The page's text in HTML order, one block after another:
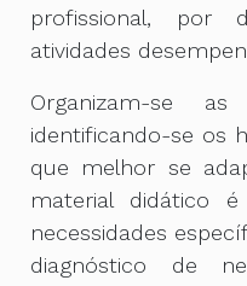
profissional, por
atividades
Organizam-se
identificando-se os
que melhor se
material didático
necessidades
diagnóstico de